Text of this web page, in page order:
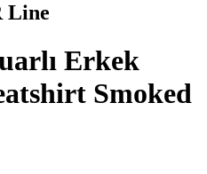
Line
Erkek
Smoked